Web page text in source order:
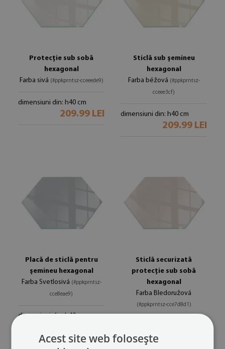
Protecție sub sobă
hexagonal
Farba sivá (#ppkprntsz-cceeede9)
dimensiuni din: h40 cm
209.99 LEI
Sticlă sub șemineu
hexagonal
Farba béžová (#ppkprntsz-
cceee3cf)
dimensiuni din: h40 cm
209.99 LEI
Placă de sticlă pentru
șemineu hexagonal
Farba Svetlosivá (#ppkprntsz-
cce8eae9)
dimensiuni din: h40 cm
Sticlă securizată
protecție sub sobă
hexagonal
Farba Bledoružová
(#ppkprntsz-cce7d8d1)
Acest site web folosește